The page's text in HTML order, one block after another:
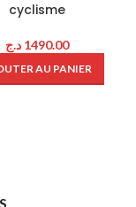
cyclisme
1490.00 د.ج
AU PANIER